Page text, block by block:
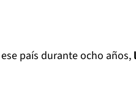
país durante ocho años,